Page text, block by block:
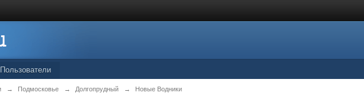
Пользователи
→ Подмосковье → Долгопрудный → Новые Водники